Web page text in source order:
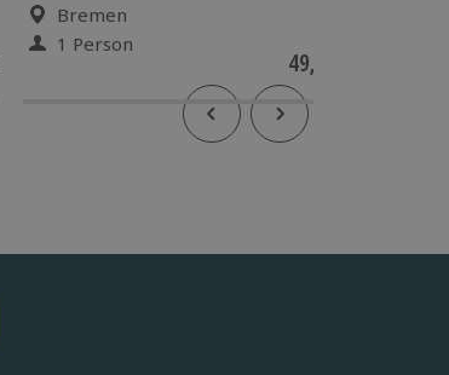
Bremen
1 Person
49,90 €